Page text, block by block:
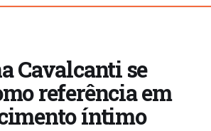
Cavalcanti se
referência em
íntimo